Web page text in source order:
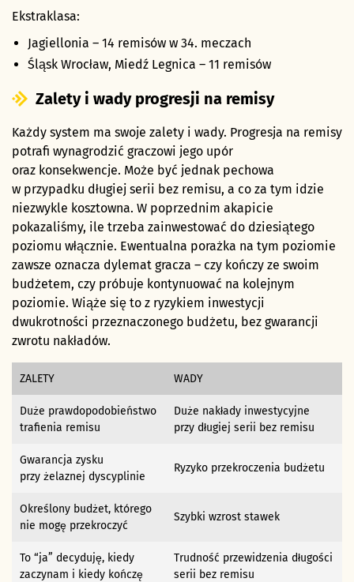
Ekstraklasa:
Jagiellonia – 14 remisów w 34. meczach
Śląsk Wrocław, Miedź Legnica – 11 remisów
Zalety i wady progresji na remisy
Każdy system ma swoje zalety i wady. Progresja na remisy
potrafi wynagrodzić graczowi jego upór
oraz konsekwencje. Może być jednak pechowa
w przypadku długiej serii bez remisu, a co za tym idzie
niezwykle kosztowna. W poprzednim akapicie
pokazaliśmy, ile trzeba zainwestować do dziesiątego
poziomu włącznie. Ewentualna porażka na tym poziomie
zawsze oznacza dylemat gracza – czy kończy ze swoim
budżetem, czy próbuje kontynuować na kolejnym
poziomie. Wiąże się to z ryzykiem inwestycji
dwukrotności przeznaczonego budżetu, bez gwarancji
zwrotu nakładów.
ZALETY WADY
Duże prawdopodobieństwo
trafienia remisu
Duże nakłady inwestycyjne
przy długiej serii bez remisu
Gwarancja zysku
przy żelaznej dyscyplinie
Ryzyko przekroczenia budżetu
Określony budżet, którego
nie mogę przekroczyć
Szybki wzrost stawek
To “ja” decyduję, kiedy
zaczynam i kiedy kończę
Trudność przewidzenia długości
serii bez remisu